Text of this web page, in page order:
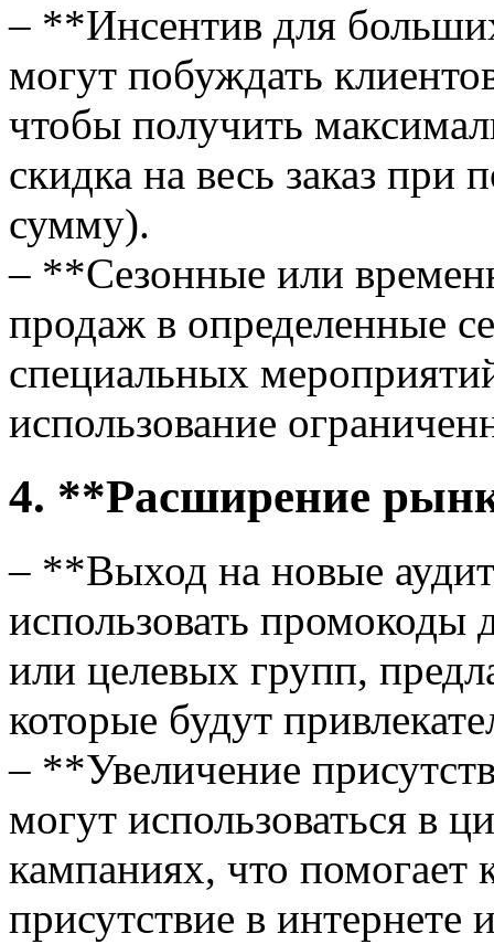
– **Инсентив для
могут побуждать
чтобы получить
скидка на весь заказ при
сумму).
– **Сезонные или
продаж в определенные
специальных
использование
4. **Расширение
– **Выход на новые
использовать промокоды
или целевых групп,
которые будут
– **Увеличение
могут использоваться в
кампаниях, что помогает
присутствие в интернете